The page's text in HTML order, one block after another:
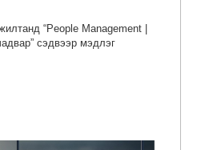
“People Management |
сэдвээр мэдлэг